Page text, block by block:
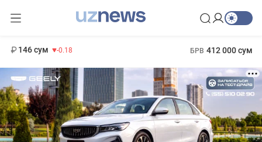
146 сум -0.18 БРВ 412 000 сум